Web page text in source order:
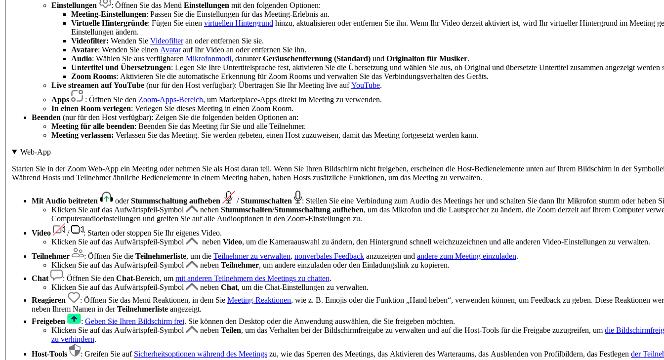
Einstellungen
: Öffnen Sie das Menü Einstellungen mit den folgenden Optionen:
Meeting-Einstellungen: Passen Sie die Einstellungen für das Meeting-Erlebnis an.
Virtuelle Hintergründe: Fügen Sie einen virtuellen Hintergrund hinzu, aktualisieren oder entfernen Sie ihn. Wenn Ihr Video derzeit aktiviert ist, wird Ihr virtueller Hintergrund im Meeting
Einstellungen ändern.
Videofilter: Wenden Sie Videofilteran oder entfernen Sie sie.
Avatare: Wenden Sie einen Avatarauf Ihr Video an oder entfernen Sie ihn.
Audio: Wählen Sie aus verfügbaren Mikrofonmodi, darunterGeräuschentfernung (Standard) und Originalton für Musiker.
Untertitel und Übersetzungen: Legen Sie Ihre Untertitelsprache fest, aktivieren Sie die Übersetzung und wählen Sie aus, ob Original und übersetzte Untertitel zusammen angezeigt werden
Zoom Rooms: Aktivieren Sie die automatische Erkennung für Zoom Rooms und verwalten Sie das Verbindungsverhalten des Geräts.
Live streamen auf YouTube (nur für den Host verfügbar): Übertragen Sie Ihr Meeting live aufYouTube.
Apps
: Öffnen Sie den Zoom-Apps-Bereich, um Marketplace-Apps direkt im Meeting zu verwenden.
In einen Room verlegen: Verlegen Sie dieses Meeting in einen Zoom Room.
Beenden (nur für den Host verfügbar): Zeigen Sie die folgenden beiden Optionen an:
Meeting für alle beenden: Beenden Sie das Meeting für Sie und alle Teilnehmer.
Meeting verlassen: Verlassen Sie das Meeting. Sie werden gebeten, einen Host zuzuweisen, damit das Meeting fortgesetzt werden kann.
Web-App
Starten Sie in der Zoom Web-App ein Meeting oder nehmen Sie als Host daran teil. Wenn Sie Ihren Bildschirm nicht freigeben, erscheinen die Host-Bedienelemente unten auf Ihrem Bildschirm in der
Während Hosts und Teilnehmer ähnliche Bedienelemente in einem Meeting haben, haben Hosts zusätzliche Funktionen, um das Meeting zu verwalten.
Mit Audio beitreten oderStummschaltung aufheben /Stummschalten : Stellen Sie eine Verbindung zum Audio des Meetings her und schalten Sie dann Ihr Mikrofon stumm oder heben
Klicken Sie auf das Aufwärtspfeil-Symbol
neben Stummschalten/Stummschaltung aufheben, um das Mikrofon und die Lautsprecher zu ändern, die Zoom derzeit auf Ihrem Computer
Computeraudioeinstellungen und greifen Sie auf alle Audiooptionen in den Zoom-Einstellungen zu.
Video
/
: Starten oder stoppen Sie Ihr eigenes Video.
Klicken Sie auf das Aufwärtspfeil-Symbol
neben Video, um die Kameraauswahl zu ändern, den Hintergrund schnell weichzuzeichnen und alle anderen Video-Einstellungen zu verwalten.
Teilnehmer
: Öffnen Sie die Teilnehmerliste, um die Teilnehmer zu verwalten, nonverbales Feedback anzuzeigen und andere zum Meeting einzuladen.
Klicken Sie auf das Aufwärtspfeil-Symbol
neben Teilnehmer, um andere einzuladen oder den Einladungslink zu kopieren.
Chat
: Öffnen Sie den Chat-Bereich, um mit anderen Teilnehmern des Meetings zu chatten.
Klicken Sie auf das Aufwärtspfeil-Symbol
neben Chat, um die Chat-Einstellungen zu verwalten.
Reagieren
: Öffnen Sie das Menü Reaktionen, in dem Sie Meeting-Reaktionen, wie z. B. Emojis oder die Funktion „Hand heben“, verwenden können, um Feedback zu geben. Diese Reaktionen
neben Ihrem Namen in derTeilnehmerliste angezeigt.
Freigeben
: Geben Sie Ihren Bildschirm frei. Sie können den Desktop oder die Anwendung auswählen, die Sie freigeben möchten.
Klicken Sie auf das Aufwärtspfeil-Symbol
neben Teilen, um das Verhalten bei der Bildschirmfreigabe zu verwalten und auf die Host-Tools für die Freigabe zuzugreifen, um die
zu verhindern.
Host-Tools
: Greifen Sie auf Sicherheitsoptionen während des Meetings zu, wie das Sperren des Meetings, das Aktivieren des Warteraums, das Ausblenden von Profilbildern, das Festlegen der